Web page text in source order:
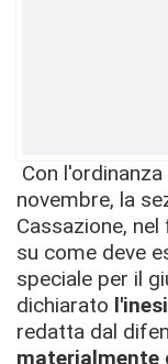
Con
novembre, la
Cassazione,
su come deve
speciale per il
dichiarato
redatta dal
materialmente